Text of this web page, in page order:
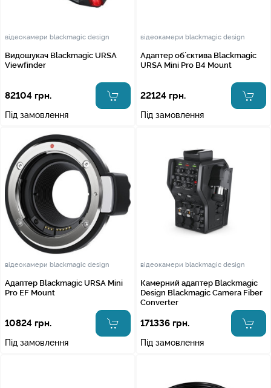
відеокамери blackmagic design
Видошукач Blackmagic URSA
Viewfinder
82104 грн.
Під замовлення
відеокамери blackmagic design
Адаптер об`єктива Blackmagic
URSA Mini Pro B4 Mount
22124 грн.
Під замовлення
відеокамери blackmagic design
Адаптер Blackmagic URSA Mini
Pro EF Mount
10824 грн.
Під замовлення
відеокамери blackmagic design
Камерний адаптер Blackmagic
Design Blackmagic Camera Fiber
Converter
171336 грн.
Під замовлення